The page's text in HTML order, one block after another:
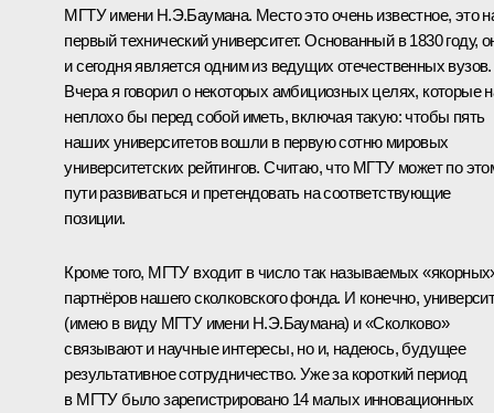
МГТУ имени Н.Э.Баумана. Место это очень известное, это
первый технический университет. Основанный в 1830 году,
и сегодня является одним из ведущих отечественных вузов.
Вчера я говорил о некоторых амбициозных целях, которые
неплохо бы перед собой иметь, включая такую: чтобы пять
наших университетов вошли в первую сотню мировых
университетских рейтингов. Считаю, что МГТУ может по
пути развиваться и претендовать на соответствующие
позиции.
Кроме того, МГТУ входит в число так называемых
партнёров нашего сколковского фонда. И конечно,
(имею в виду МГТУ имени Н.Э.Баумана) и «Сколково»
связывают и научные интересы, но и, надеюсь, будущее
результативное сотрудничество. Уже за короткий период
в МГТУ было зарегистрировано 14 малых инновационных